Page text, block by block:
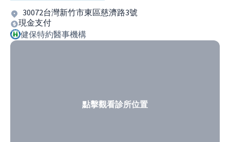
30072台灣新竹市東區慈濟路3號
現金支付
健保特約醫事機構
點擊觀看診所位置